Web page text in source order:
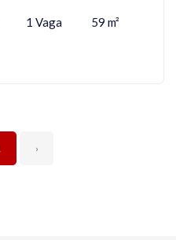
1 Vaga 59 m²
›